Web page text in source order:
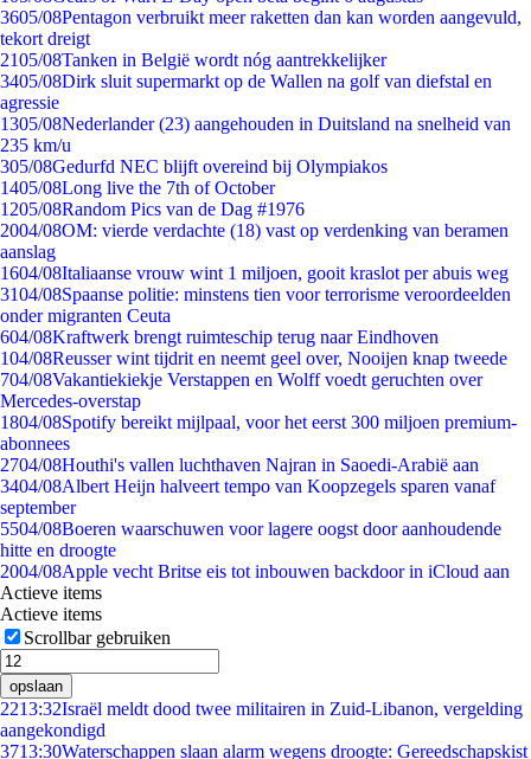
3605/08Pentagon verbruikt meer raketten dan kan worden aangevuld,
tekort dreigt
2105/08Tanken in België wordt nóg aantrekkelijker
3405/08Dirk sluit supermarkt op de Wallen na golf van diefstal en
agressie
1305/08Nederlander (23) aangehouden in Duitsland na snelheid van
235 km/u
305/08Gedurfd NEC blijft overeind bij Olympiakos
1405/08Long live the 7th of October
1205/08Random Pics van de Dag #1976
2004/08OM: vierde verdachte (18) vast op verdenking van beramen
aanslag
1604/08Italiaanse vrouw wint 1 miljoen, gooit kraslot per abuis weg
3104/08Spaanse politie: minstens tien voor terrorisme veroordeelden
onder migranten Ceuta
604/08Kraftwerk brengt ruimteschip terug naar Eindhoven
104/08Reusser wint tijdrit en neemt geel over, Nooijen knap tweede
704/08Vakantiekiekje Verstappen en Wolff voedt geruchten over
Mercedes-overstap
1804/08Spotify bereikt mijlpaal, voor het eerst 300 miljoen premium-
abonnees
2704/08Houthi's vallen luchthaven Najran in Saoedi-Arabië aan
3404/08Albert Heijn halveert tempo van Koopzegels sparen vanaf
september
5504/08Boeren waarschuwen voor lagere oogst door aanhoudende
hitte en droogte
2004/08Apple vecht Britse eis tot inbouwen backdoor in iCloud aan
Actieve items
Actieve items
Scrollbar gebruiken
opslaan
2213:32Israël meldt dood twee militairen in Zuid-Libanon, vergelding
aangekondigd
3713:30Waterschappen slaan alarm wegens droogte: Gereedschapskist